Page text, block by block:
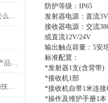
防护等级：IP65
发射器电源：直流
接收器电源：交流
或直流12V/24V
输出触点容量：5安
标准配置：
*发射器1支(含背带)
*接收机1部
*接收机自带1米连
*操作及维护手册1本